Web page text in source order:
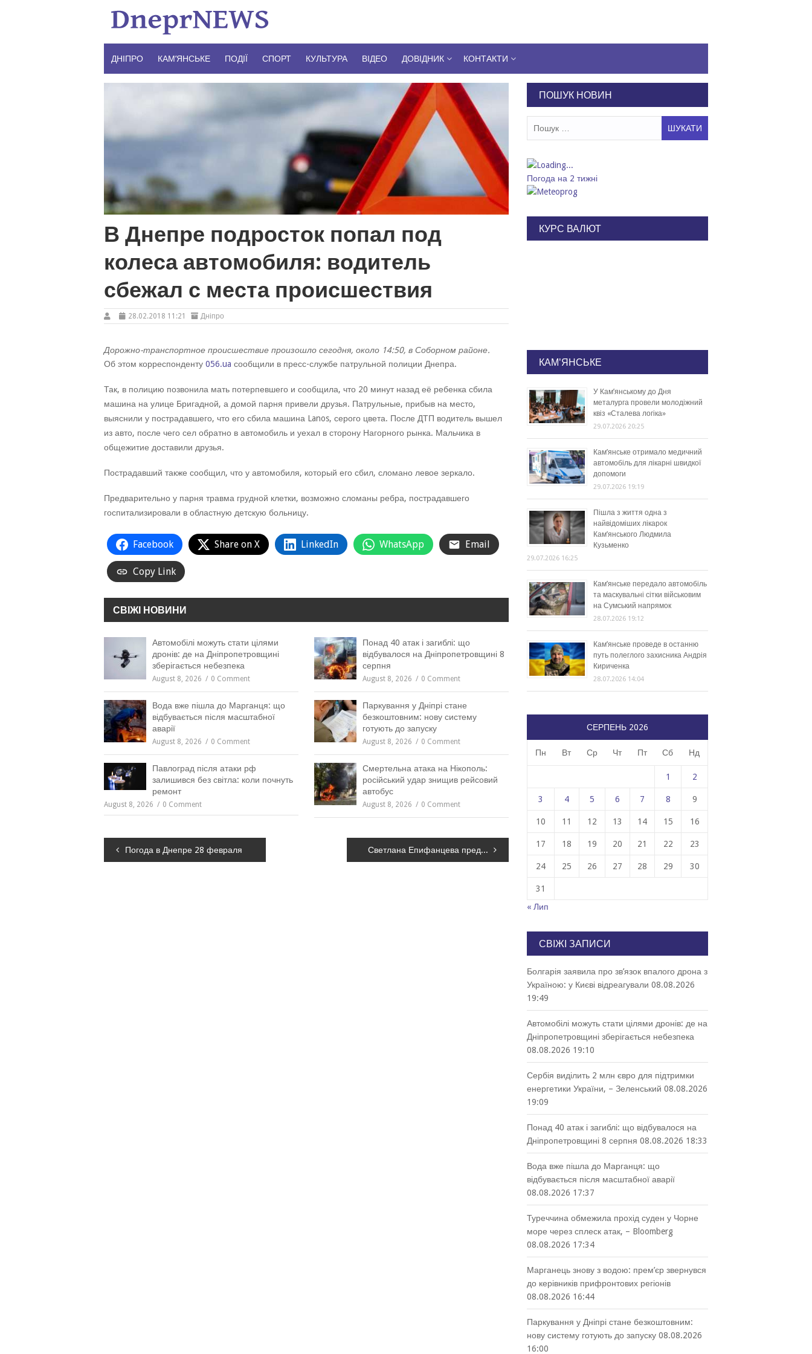
ДНІПРО КАМ’ЯНСЬКЕ ПОДІЇ СПОРТ КУЛЬТУРА ВІДЕО ДОВІДНИК КОНТАКТИ
В Днепре подросток попал под
колеса автомобиля: водитель
сбежал с места происшествия
28.02.2018 11:21 Дніпро
Дорожно-транспортное происшествие произошло сегодня, около 14:50, в Соборном районе.
Об этом корреспонденту 056.ua сообщили в пресс-службе патрульной полиции Днепра.
Так, в полицию позвонила мать потерпевшего и сообщила, что 20 минут назад её ребенка сбила
машина на улице Бригадной, а домой парня привели друзья. Патрульные, прибыв на место,
выяснили у пострадавшего, что его сбила машина Lanos, серого цвета. После ДТП водитель вышел
из авто, после чего сел обратно в автомобиль и уехал в сторону Нагорного рынка. Мальчика в
общежитие доставили друзья.
Пострадавший также сообщил, что у автомобиля, который его сбил, сломано левое зеркало.
Предварительно у парня травма грудной клетки, возможно сломаны ребра, пострадавшего
госпитализировали в областную детскую больницу.
Facebook Share on X LinkedIn WhatsApp Email
Copy Link
СВІЖІ НОВИНИ
Автомобілі можуть стати цілями
дронів: де на Дніпропетровщині
зберігається небезпека
August 8, 2026 0 Comment
Понад 40 атак і загиблі: що
відбувалося на Дніпропетровщині 8
серпня
August 8, 2026 0 Comment
Вода вже пішла до Марганця: що
відбувається після масштабної
аварії
August 8, 2026 0 Comment
Паркування у Дніпрі стане
безкоштовним: нову систему
готують до запуску
August 8, 2026 0 Comment
Павлоград після атаки рф
залишився без світла: коли почнуть
ремонт
August 8, 2026 0 Comment
Смертельна атака на Нікополь:
російський удар знищив рейсовий
автобус
August 8, 2026 0 Comment
Навігація
Погода в Днепре 28 февраля Светлана Епифанцева предложила мэру уволить ее
ПОШУК НОВИН
Погода на 2 тижні
КУРС ВАЛЮТ
КАМ'ЯНСЬКЕ
У Кам’янському до Дня
металурга провели молодіжний
квіз «Сталева логіка»
29.07.2026 20:25
Кам’янське отримало медичний
автомобіль для лікарні швидкої
допомоги
29.07.2026 19:19
Пішла з життя одна з
найвідоміших лікарок
Кам’янського Людмила
Кузьменко
29.07.2026 16:25
Кам’янське передало автомобіль
та маскувальні сітки військовим
на Сумський напрямок
28.07.2026 19:12
Кам’янське проведе в останню
путь полеглого захисника Андрія
Кириченка
28.07.2026 14:04
СЕРПЕНЬ 2026
Пн Вт Ср Чт Пт Сб Нд
1 2
3 4 5 6 7 8 9
10 11 12 13 14 15 16
17 18 19 20 21 22 23
24 25 26 27 28 29 30
31
« Лип
СВІЖІ ЗАПИСИ
Болгарія заявила про зв’язок впалого дрона з
Україною: у Києві відреагували 08.08.2026
19:49
Автомобілі можуть стати цілями дронів: де на
Дніпропетровщині зберігається небезпека
08.08.2026 19:10
Сербія виділить 2 млн євро для підтримки
енергетики України, – Зеленський 08.08.2026
19:09
Понад 40 атак і загиблі: що відбувалося на
Дніпропетровщині 8 серпня 08.08.2026 18:33
Вода вже пішла до Марганця: що
відбувається після масштабної аварії
08.08.2026 17:37
Туреччина обмежила прохід суден у Чорне
море через сплеск атак, – Bloomberg
08.08.2026 17:34
Марганець знову з водою: прем’єр звернувся
до керівників прифронтових регіонів
08.08.2026 16:44
Паркування у Дніпрі стане безкоштовним:
нову систему готують до запуску 08.08.2026
16:00